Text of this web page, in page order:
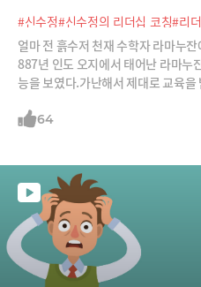
#신수정#신수정의 리더십 코칭#리
얼마 전 흙수저 천재 수학자 라마누
887년 인도 오지에서 태어난 라마누
능을 보였다.가난해서 제대로 교육
지만 아무도 거들떠보지 않는다. 그
재임을 알아보고 영
64